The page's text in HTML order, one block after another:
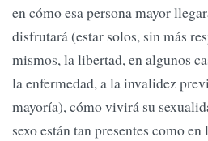
en cómo esa persona mayor
disfrutará (estar solos, sin más
mismos, la libertad, en algunos
la enfermedad, a la invalidez
mayoría), cómo vivirá su
sexo están tan presentes como en